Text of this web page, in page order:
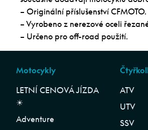
– Originální příslušenství CFMOTO.
– Vyrobeno z nerezové oceli
– Určeno pro off-road použití.
Motocykly
LETNÍ CENOVÁ JÍZDA
☀︎
Adventure
ATV
UTV
SSV